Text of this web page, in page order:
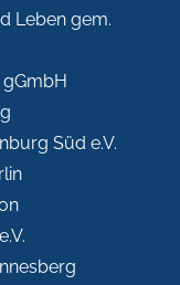
Leben gem.
Süd e.V.